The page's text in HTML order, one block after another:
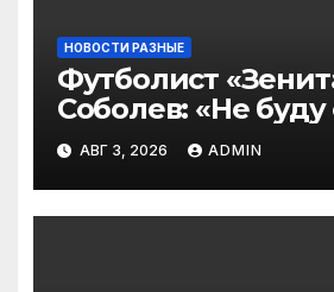
НОВОСТИ РАЗНЫЕ
Футболист
Соболев: «Не буду
— в Оренбурге
тяжело играть»
АВГ 3, 2026 ADMIN